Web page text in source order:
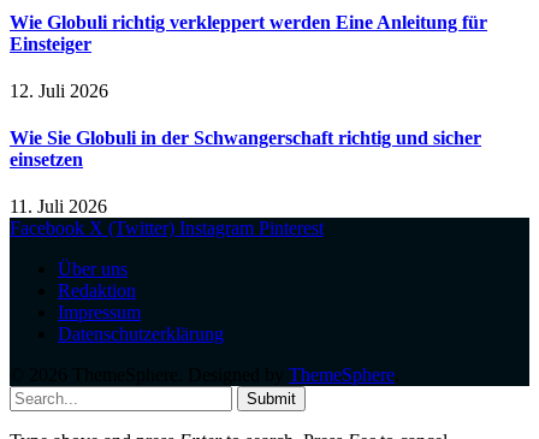
Wie Globuli richtig verkleppert werden Eine Anleitung für
Einsteiger
12. Juli 2026
Wie Sie Globuli in der Schwangerschaft richtig und sicher
einsetzen
11. Juli 2026
Facebook X (Twitter) Instagram Pinterest
Über uns
Redaktion
Impressum
Datenschutzerklärung
ThemeSphere
Submit